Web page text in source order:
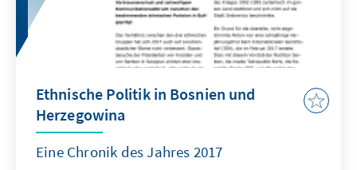
Ethnische Politik in Bosnien und
Herzegowina
Eine Chronik des Jahres 2017